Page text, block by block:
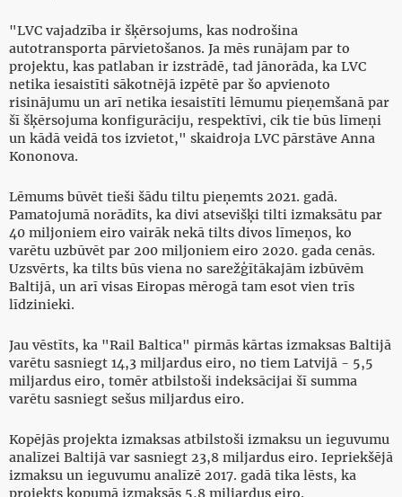
"LVC vajadzība ir šķērsojums, kas nodrošina
autotransporta pārvietošanos. Ja mēs runājam par to
projektu, kas patlaban ir izstrādē, tad jānorāda, ka LVC
netika iesaistīti sākotnējā izpētē par šo apvienoto
risinājumu un arī netika iesaistīti lēmumu pieņemšanā par
šī šķērsojuma konfigurāciju, respektīvi, cik tie būs līmeņi
un kādā veidā tos izvietot," skaidroja LVC pārstāve Anna
Kononova.
Lēmums būvēt tieši šādu tiltu pieņemts 2021. gadā.
Pamatojumā norādīts, ka divi atsevišķi tilti izmaksātu par
40 miljoniem eiro vairāk nekā tilts divos līmeņos, ko
varētu uzbūvēt par 200 miljoniem eiro 2020. gada cenās.
Uzsvērts, ka tilts būs viena no sarežģītākajām izbūvēm
Baltijā, un arī visas Eiropas mērogā tam esot vien trīs
līdzinieki.
Jau vēstīts, ka "Rail Baltica" pirmās kārtas izmaksas Baltijā
varētu sasniegt 14,3 miljardus eiro, no tiem Latvijā - 5,5
miljardus eiro, tomēr atbilstoši indeksācijai šī summa
varētu sasniegt sešus miljardus eiro.
Kopējās projekta izmaksas atbilstoši izmaksu un ieguvumu
analīzei Baltijā var sasniegt 23,8 miljardus eiro. Iepriekšējā
izmaksu un ieguvumu analīzē 2017. gadā tika lēsts, ka
projekts kopumā izmaksās 5,8 miljardus eiro.